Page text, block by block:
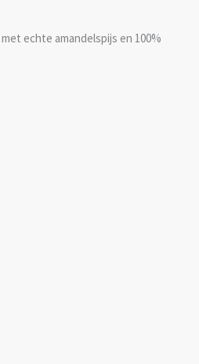
echte amandelspijs en 100%